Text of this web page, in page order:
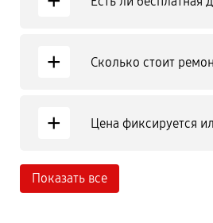
+ Сколько стоит
+ Цена фиксируется
Показать все